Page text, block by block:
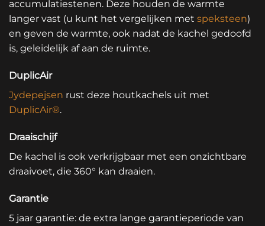
accumulatiestenen. Deze houden de warmte
langer vast (u kunt het vergelijken met speksteen)
en geven de warmte, ook nadat de kachel gedoofd
is, geleidelijk af aan de ruimte.
DuplicAir
Jydepejsen rust deze houtkachels uit met
DuplicAir®.
Draaischijf
De kachel is ook verkrijgbaar met een onzichtbare
draaivoet, die 360° kan draaien.
Garantie
5 jaar garantie: de extra lange garantieperiode van